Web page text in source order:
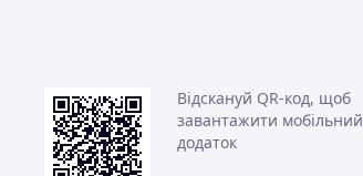
Відскануй QR-код, щоб
завантажити мобільний
додаток